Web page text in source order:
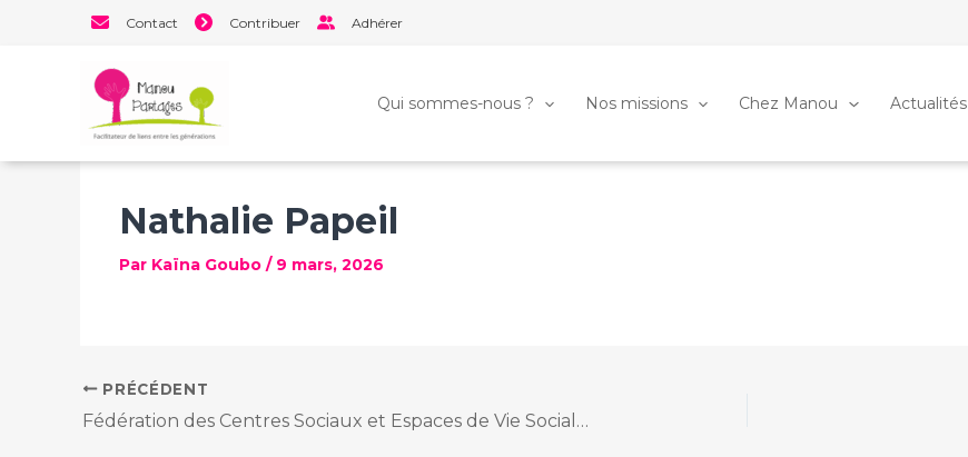
Contact Contribuer Adhérer
Qui sommes-nous ? Nos missions Chez Manou Actualités
Nathalie Papeil
Par Kaïna Goubo / 9 mars, 2026
PRÉCÉDENT
Fédération des Centres Sociaux et Espaces de Vie Sociale de Loire-Atlantique